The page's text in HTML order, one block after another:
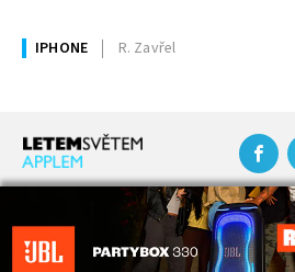
IPHONE R. Zavřel